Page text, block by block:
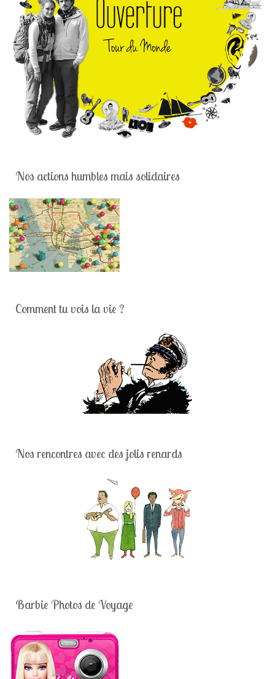
Nos actions humbles mais solidaires
Comment tu vois la vie ?
Nos rencontres avec des jolis renards
Barbie Photos de Voyage